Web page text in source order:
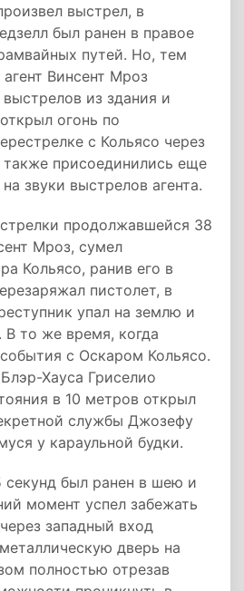
выстрел, в
был ранен в правое
путей. Но, тем
Винсент Мроз
из здания и
огонь по
с Кольясо через
также присоединились еще
звуки выстрелов агента.
продолжавшейся 38
Мроз, сумел
Кольясо, ранив его в
пистолет, в
упал на землю и
В то же время, когда
с Оскаром Кольясо.
Хауса Гриселио
в 10 метров открыл
службы Джозефу
у караульной будки.
секунд был ранен в шею и
момент успел забежать
западный вход
дверь на
полностью отрезав